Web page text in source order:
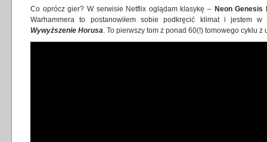
Co oprócz gier? W serwisie Netflix oglądam klasykę – Neon Genesis
Warhammera to postanowiłem sobie podkręcić klimat i jestem
Wywyższenie Horusa. To pierwszy tom z ponad 60(!) tomowego cyklu